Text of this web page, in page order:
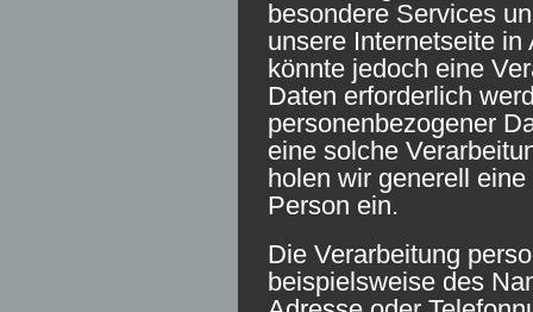
besondere Services
unsere Internetseite
könnte jedoch eine
Daten erforderlich
personenbezogener
eine solche
holen wir generell
Person ein.
Die Verarbeitung
beispielsweise des